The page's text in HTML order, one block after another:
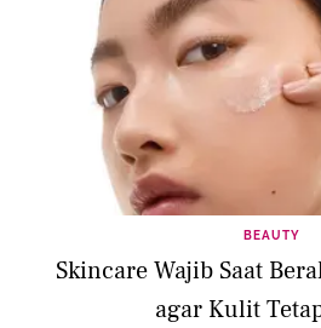
BEAUTY
Skincare Wajib Saat
agar Kulit